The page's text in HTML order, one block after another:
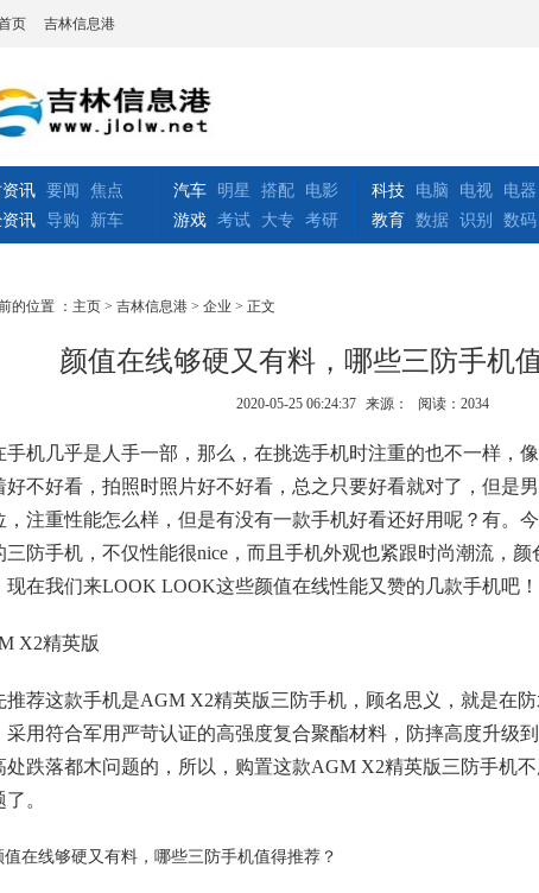
页 吉林信息港
讯 要闻
焦点
讯 导购 新车
汽车 明星 搭配
电影
游戏 考试 大专 考研
科技 电脑 电视
电器
教育
数据 识别 数码
的位置 ： 主页 > 吉林信息港 > 企业 > 正文
颜值在线够硬又有料，哪些三防手机
2020-05-25 06:24:37 来源： 阅读：2034
手机几乎是人手一部，那么，在挑选手机时注重的也不一样，
好不好看，拍照时照片好不好看，总之只要好看就对了，但是
，注重性能怎么样，但是有没有一款手机好看还好用呢？有。
三防手机，不仅性能很nice，而且手机外观也紧跟时尚潮流，
现在我们来LOOK LOOK这些颜值在线性能又赞的几款手机吧！
X2精英版
推荐这款手机是AGM X2精英版三防手机，顾名思义，就是在
采用符合军用严苛认证的高强度复合聚酯材料，防摔高度升级
处跌落都木问题的，所以，购置这款AGM X2精英版三防手机
。